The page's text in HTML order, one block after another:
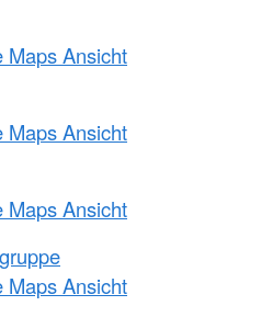
Maps Ansicht
Maps Ansicht
Maps Ansicht
Maps Ansicht